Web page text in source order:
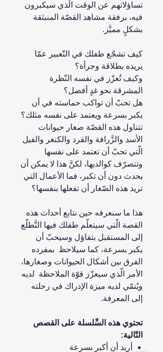
تساؤلاتهم عن الوقت الّذي سيكبرون
فيه، برفقة مشاهد القصّة المنبثقة
بشكلٍ مميَّز.
كيف تشجّع طفلك في التّعبير عمّا
يريده بطلاقة وجرأة؟
وكيف تُعزّز في نفسه النّظرة
المشرقة نحو غدٍ أفضل؟
هل تحبّ أن تواكب حماسته في أن
يكبر بسرعة ويعتمد على نفسه مثلك؟
تتناول هذه القصّة صغار حيوانات
الأسد والزَّرافة والقرد والكنغر والفيل
الّتي تحبّ أن تعتمد على نفسها
وتتصرّف كوالديها، لكنَّ هذا لا يمكن أن
يحدث دون أن تكبر، فما الأعمال التي
تريد هذه الصّغار أن تفعلها بنفسها؟
هذا ما سنعرفه حين نتابع أحداث هذه
القصة الّتي سيتعلّم طفلك فيها التَّطلّع
إلى المستقبل بتفاؤل وسيحبّ أن
يكبر بسرعة، كما سيلاحظ بمفرده
الفرق بين أشكال الحيوانات وصغارها،
الأمر الّذي سيعزّز قوّة الملاحظة لديه
ويُنمّي لديه ميزة الإدراك في رحلته
إلى المعرفة.
تحتوي هذه السِّلسلة على القصص
التّالية:
أريد أن أكبر بسرعة